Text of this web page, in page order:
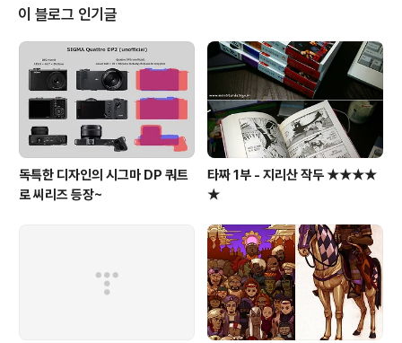
"과거 디자이너들은 고객 요구에 맞춰 서비스를 하는 사람들이었다"며, 디자이
너 자신만이 가질 수 있는 창의적인 아이디어..
이 블로그 인기글
독특한 디자인의 시그마 DP 쿼트
로 씨리즈 등장~
타짜 1부 - 지리산 작두 ★★★★
★